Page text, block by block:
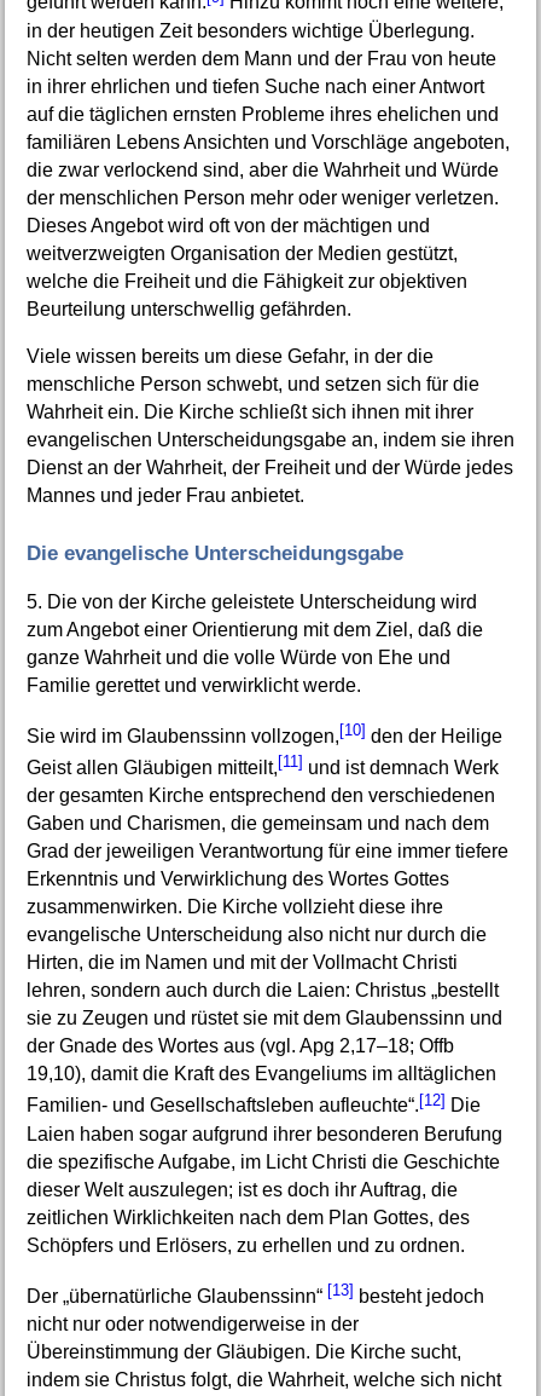
in der heutigen Zeit besonders wichtige Überlegung.
Nicht selten werden dem Mann und der Frau von heute
in ihrer ehrlichen und tiefen Suche nach einer Antwort
auf die täglichen ernsten Probleme ihres ehelichen und
familiären Lebens Ansichten und Vorschläge angeboten,
die zwar verlockend sind, aber die Wahrheit und Würde
der menschlichen Person mehr oder weniger verletzen.
Dieses Angebot wird oft von der mächtigen und
weitverzweigten Organisation der Medien gestützt,
welche die Freiheit und die Fähigkeit zur objektiven
Beurteilung unterschwellig gefährden.
Viele wissen bereits um diese Gefahr, in der die
menschliche Person schwebt, und setzen sich für die
Wahrheit ein. Die Kirche schließt sich ihnen mit ihrer
evangelischen Unterscheidungsgabe an, indem sie ihren
Dienst an der Wahrheit, der Freiheit und der Würde jedes
Mannes und jeder Frau anbietet.
Die evangelische Unterscheidungsgabe
5. Die von der Kirche geleistete Unterscheidung wird
zum Angebot einer Orientierung mit dem Ziel, daß die
ganze Wahrheit und die volle Würde von Ehe und
Familie gerettet und verwirklicht werde.
Sie wird im Glaubenssinn vollzogen, [10] den der Heilige
Geist allen Gläubigen mitteilt, [11] und ist demnach Werk
der gesamten Kirche entsprechend den verschiedenen
Gaben und Charismen, die gemeinsam und nach dem
Grad der jeweiligen Verantwortung für eine immer tiefere
Erkenntnis und Verwirklichung des Wortes Gottes
zusammenwirken. Die Kirche vollzieht diese ihre
evangelische Unterscheidung also nicht nur durch die
Hirten, die im Namen und mit der Vollmacht Christi
lehren, sondern auch durch die Laien: Christus „bestellt
sie zu Zeugen und rüstet sie mit dem Glaubenssinn und
der Gnade des Wortes aus (vgl. Apg 2,17–18; Offb
19,10), damit die Kraft des Evangeliums im alltäglichen
Familien- und Gesellschaftsleben aufleuchte“.[12] Die
Laien haben sogar aufgrund ihrer besonderen Berufung
die spezifische Aufgabe, im Licht Christi die Geschichte
dieser Welt auszulegen; ist es doch ihr Auftrag, die
zeitlichen Wirklichkeiten nach dem Plan Gottes, des
Schöpfers und Erlösers, zu erhellen und zu ordnen.
Der „übernatürliche Glaubenssinn“ [13] besteht jedoch
nicht nur oder notwendigerweise in der
Übereinstimmung der Gläubigen. Die Kirche sucht,
indem sie Christus folgt, die Wahrheit, welche sich nicht